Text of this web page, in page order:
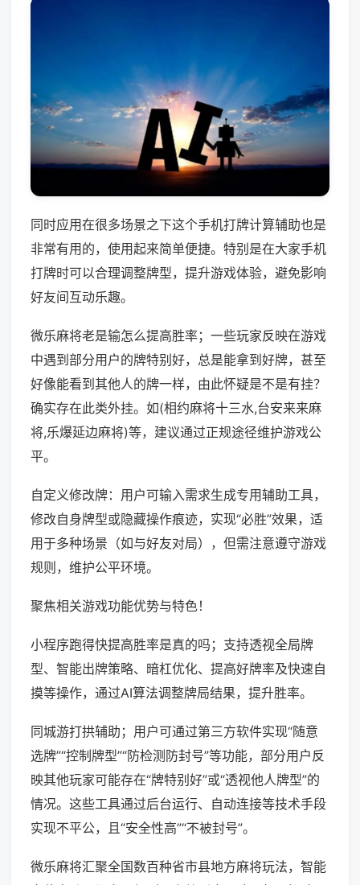
同时应用在很多场景之下这个手机打牌计算辅助也是
非常有用的，使用起来简单便捷。特别是在大家手机
打牌时可以合理调整牌型，提升游戏体验，避免影响
好友间互动乐趣。
微乐麻将老是输怎么提高胜率；一些玩家反映在游戏
中遇到部分用户的牌特别好，总是能拿到好牌，甚至
好像能看到其他人的牌一样，由此怀疑是不是有挂？
确实存在此类外挂。如(相约麻将十三水,台安来来麻
将,乐爆延边麻将)等，建议通过正规途径维护游戏公
平。
自定义修改牌：用户可输入需求生成专用辅助工具，
修改自身牌型或隐藏操作痕迹，实现“必胜”效果，适
用于多种场景（如与好友对局），但需注意遵守游戏
规则，维护公平环境。
聚焦相关游戏功能优势与特色！
小程序跑得快提高胜率是真的吗；支持透视全局牌
型、智能出牌策略、暗杠优化、提高好牌率及快速自
摸等操作，通过AI算法调整牌局结果，提升胜率。
同城游打拱辅助；用户可通过第三方软件实现“随意
选牌”“控制牌型”“防检测防封号”等功能，部分用户反
映其他玩家可能存在“牌特别好”或“透视他人牌型”的
情况。这些工具通过后台运行、自动连接等技术手段
实现不平公，且“安全性高”“不被封号”。
微乐麻将汇聚全国数百种省市县地方麻将玩法，智能